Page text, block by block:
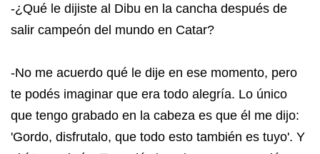
-¿Qué le dijiste al Dibu en la cancha después de
salir campeón del mundo en Catar?
-No me acuerdo qué le dije en ese momento, pero
te podés imaginar que era todo alegría. Lo único
que tengo grabado en la cabeza es que él me dijo:
'Gordo, disfrutalo, que todo esto también es tuyo'. Y